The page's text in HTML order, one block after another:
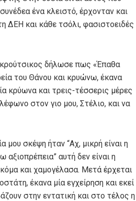
ένα κλειστό, έρχονταν και
ΔΕΗ και κάθε τσόλι, φασιστοειδές
δήλωσε πως «Έπαθα
του Θάνου και κρυώνω, έκανα
κρύωνα και τρεις-τέσσερις μέρες
στον γιο μου, Στέλιο, και να
μου σκέψη ήταν “Αχ, μικρή είναι η
αυτή δεν είναι η
και χαμογέλασα. Μετά έρχεται
έκανα μία εγχείρηση και εκεί
στην εντατική και στο τέλος η